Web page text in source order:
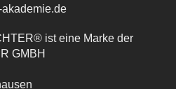
ist eine Marke der
GMBH